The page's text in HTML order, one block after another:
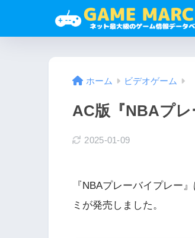
ホーム ビデオゲーム
AC版『NBAプレ
2025-01-09
『NBAプレーバイプレー
ミが発売しました。